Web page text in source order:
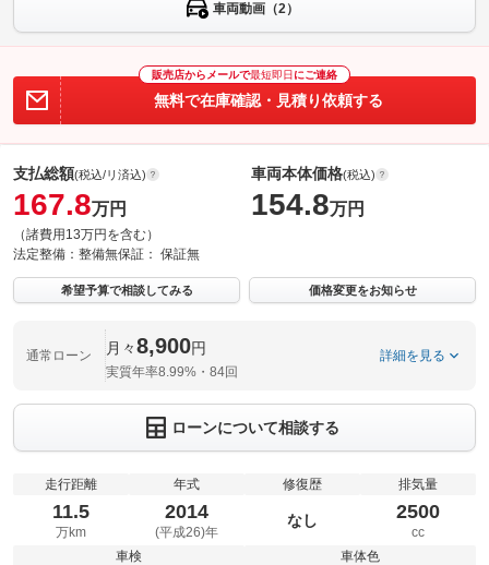
車両動画（2）
販売店からメールで最短即日 にご連絡
無料で在庫確認・見積り依頼する
支払総額(税込/リ済込)
167.8万円
（諸費用13万円を含む）
車両本体価格(税込)
154.8万円
法定整備： 整備無保証： 保証無
希望予算で相談してみる 価格変更をお知らせ
通常ローン 月々8,900円
実質年率8.99%・84回
詳細を見る
ローンについて相談する
走行距離
11.5
万km
年式
2014
(平成26)年
修復歴
なし
排気量
2500
cc
車検
車体色